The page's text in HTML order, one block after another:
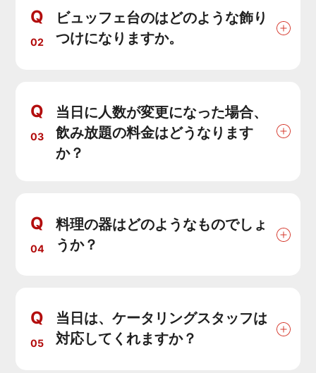
Q
02
ビュッフェ台のはどのような飾り
つけになりますか。
Q
03
当日に人数が変更になった場合、
飲み放題の料金はどうなります
か？
Q
04
料理の器はどのようなものでしょ
うか？
Q
05
当日は、ケータリングスタッフは
対応してくれますか？